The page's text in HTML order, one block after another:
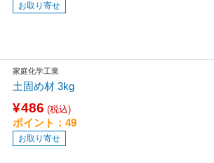
お取り寄せ
家庭化学工業
土固め材 3kg
¥486 (税込)
ポイント：49
お取り寄せ